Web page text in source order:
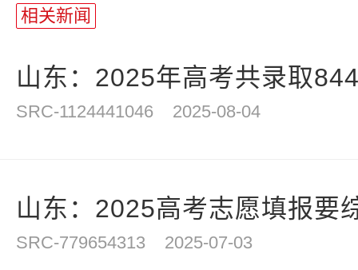
相关新闻
山东：2025年高考共录取
SRC-1124441046 2025-08-04
山东：2025高考志愿填报要
SRC-779654313 2025-07-03